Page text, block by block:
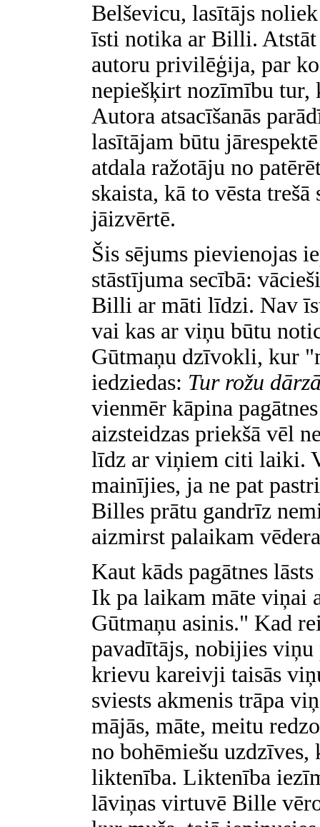
Belševicu, lasītājs
īsti notika ar Billi. Atstāt
autoru privilēģija, par
nepiešķirt nozīmību tur,
Autora atsacīšanās
lasītājam būtu
atdala ražotāju no
skaista, kā to vēsta
jāizvērtē.
Šis sējums pievienojas
stāstījuma secībā:
Billi ar māti līdzi. Nav
vai kas ar viņu būtu
Gūtmaņu dzīvokli, kur
iedziedas: Tur rožu
vienmēr kāpina
aizsteidzas priekšā vēl
līdz ar viņiem citi laiki.
mainījies, ja ne pat
Billes prātu gandrīz
aizmirst palaikam
Kaut kāds pagātnes
Ik pa laikam māte viņai
Gūtmaņu asinis." Kad
pavadītājs, nobijies viņu
krievu kareivji taisās
sviests akmenis trāpa
mājās, māte, meitu
no bohēmiešu uzdzīves,
liktenība. Liktenība
lāviņas virtuvē Bille